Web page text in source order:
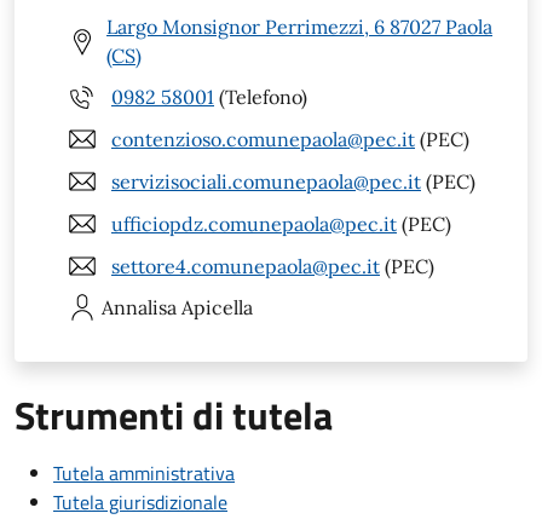
Largo Monsignor Perrimezzi, 6 87027 Paola
(CS)
0982 58001 (Telefono)
contenzioso.comunepaola@pec.it (PEC)
servizisociali.comunepaola@pec.it (PEC)
ufficiopdz.comunepaola@pec.it (PEC)
settore4.comunepaola@pec.it (PEC)
Annalisa Apicella
Strumenti di tutela
Tutela amministrativa
Tutela giurisdizionale